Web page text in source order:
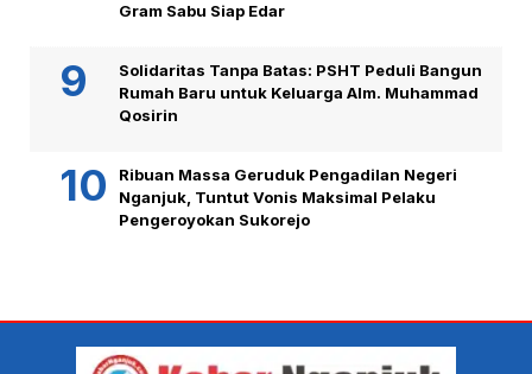
Gram Sabu Siap Edar
Solidaritas Tanpa Batas: PSHT Peduli Bangun
Rumah Baru untuk Keluarga Alm. Muhammad
Qosirin
Ribuan Massa Geruduk Pengadilan Negeri
Nganjuk, Tuntut Vonis Maksimal Pelaku
Pengeroyokan Sukorejo